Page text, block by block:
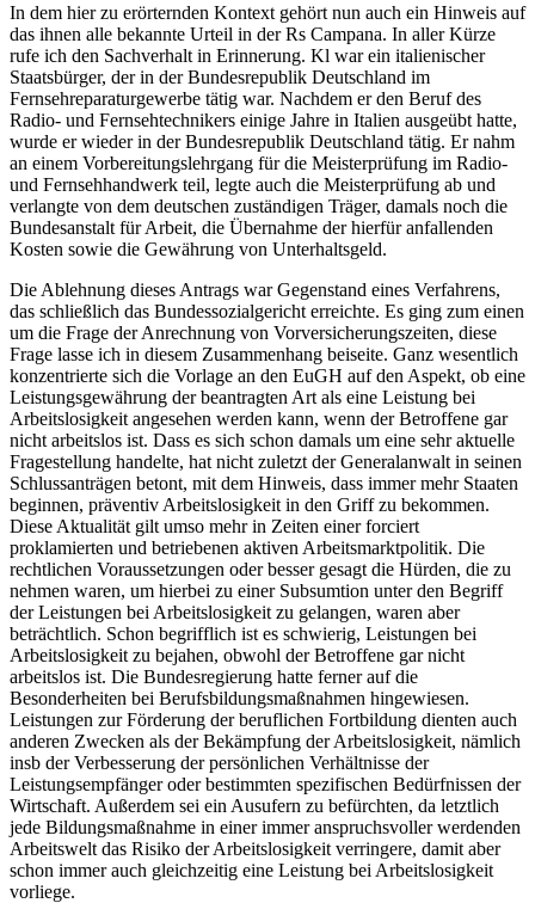
In dem hier zu erörternden Kontext gehört nun auch ein Hinweis auf
das ihnen alle bekannte Urteil in der Rs Campana. In aller Kürze
rufe ich den Sachverhalt in Erinnerung. Kl war ein italienischer
Staatsbürger, der in der Bundesrepublik Deutschland im
Fernsehreparaturgewerbe tätig war. Nachdem er den Beruf des
Radio- und Fernsehtechnikers einige Jahre in Italien ausgeübt hatte,
wurde er wieder in der Bundesrepublik Deutschland tätig. Er nahm
an einem Vorbereitungslehrgang für die Meisterprüfung im Radio-
und Fernsehhandwerk teil, legte auch die Meisterprüfung ab und
verlangte von dem deutschen zuständigen Träger, damals noch die
Bundesanstalt für Arbeit, die Übernahme der hierfür anfallenden
Kosten sowie die Gewährung von Unterhaltsgeld.
Die Ablehnung dieses Antrags war Gegenstand eines Verfahrens,
das schließlich das Bundessozialgericht erreichte. Es ging zum einen
um die Frage der Anrechnung von Vorversicherungszeiten, diese
Frage lasse ich in diesem Zusammenhang beiseite. Ganz wesentlich
konzentrierte sich die Vorlage an den EuGH auf den Aspekt, ob eine
Leistungsgewährung der beantragten Art als eine Leistung bei
Arbeitslosigkeit angesehen werden kann, wenn der Betroffene gar
nicht arbeitslos ist. Dass es sich schon damals um eine sehr aktuelle
Fragestellung handelte, hat nicht zuletzt der Generalanwalt in seinen
Schlussanträgen betont, mit dem Hinweis, dass immer mehr Staaten
beginnen, präventiv Arbeitslosigkeit in den Griff zu bekommen.
Diese Aktualität gilt umso mehr in Zeiten einer forciert
proklamierten und betriebenen aktiven Arbeitsmarktpolitik. Die
rechtlichen Voraussetzungen oder besser gesagt die Hürden, die zu
nehmen waren, um hierbei zu einer Subsumtion unter den Begriff
der Leistungen bei Arbeitslosigkeit zu gelangen, waren aber
beträchtlich. Schon begrifflich ist es schwierig, Leistungen bei
Arbeitslosigkeit zu bejahen, obwohl der Betroffene gar nicht
arbeitslos ist. Die Bundesregierung hatte ferner auf die
Besonderheiten bei Berufsbildungsmaßnahmen hingewiesen.
Leistungen zur Förderung der beruflichen Fortbildung dienten auch
anderen Zwecken als der Bekämpfung der Arbeitslosigkeit, nämlich
insb der Verbesserung der persönlichen Verhältnisse der
Leistungsempfänger oder bestimmten spezifischen Bedürfnissen der
Wirtschaft. Außerdem sei ein Ausufern zu befürchten, da letztlich
jede Bildungsmaßnahme in einer immer anspruchsvoller werdenden
Arbeitswelt das Risiko der Arbeitslosigkeit verringere, damit aber
schon immer auch gleichzeitig eine Leistung bei Arbeitslosigkeit
vorliege.